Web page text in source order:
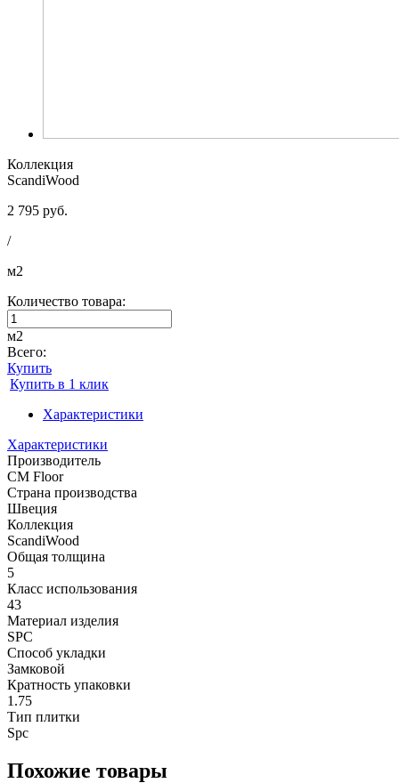
Коллекция
ScandiWood
2 795 руб.
/
м2
Количество товара:
м2
Всего:
Купить
Купить в 1 клик
Характеристики
Характеристики
Производитель
CM Floor
Страна производства
Швеция
Коллекция
ScandiWood
Общая толщина
5
Класс использования
43
Материал изделия
SPC
Способ укладки
Замковой
Кратность упаковки
1.75
Тип плитки
Spc
Похожие товары